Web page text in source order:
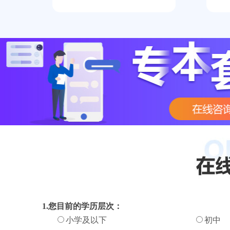
1.您目前的学历层次：
小学及以下
初中